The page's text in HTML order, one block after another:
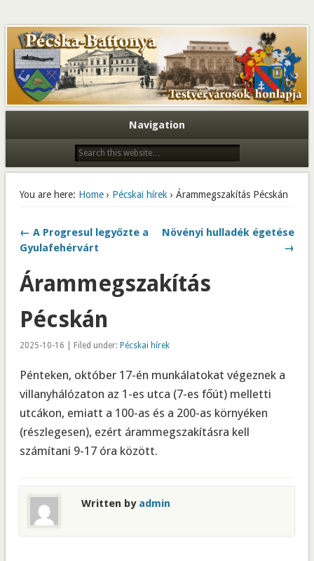
Navigation
You are here: Home› Pécskai hírek › Árammegszakítás Pécskán
← A Progresul legyőzte a
Gyulafehérvárt
Növényi hulladék égetése
→
Árammegszakítás
Pécskán
2025-10-16 | Filed under: Pécskai hírek
Pénteken, október 17-én munkálatokat végeznek a
villanyhálózaton az 1-es utca (7-es főút) melletti
utcákon, emiatt a 100-as és a 200-as környéken
(részlegesen), ezért árammegszakításra kell
számítani 9-17 óra között.
Written by admin